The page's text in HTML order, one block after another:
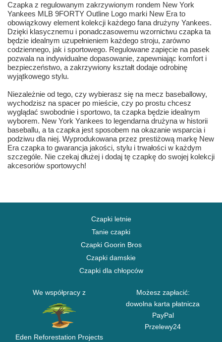
Czapka z regulowanym zakrzywionym rondem New York
Yankees MLB 9FORTY Outline Logo marki New Era to
obowiązkowy element kolekcji każdego fana drużyny Yankees.
Dzięki klasycznemu i ponadczasowemu wzornictwu czapka ta
będzie idealnym uzupełnieniem każdego stroju, zarówno
codziennego, jak i sportowego. Regulowane zapięcie na pasek
pozwala na indywidualne dopasowanie, zapewniając komfort i
bezpieczeństwo, a zakrzywiony kształt dodaje odrobinę
wyjątkowego stylu.
Niezależnie od tego, czy wybierasz się na mecz baseballowy,
wychodzisz na spacer po mieście, czy po prostu chcesz
wyglądać swobodnie i sportowo, ta czapka będzie idealnym
wyborem. New York Yankees to legendarna drużyna w historii
baseballu, a ta czapka jest sposobem na okazanie wsparcia i
podziwu dla niej. Wyprodukowana przez prestiżową markę New
Era czapka to gwarancja jakości, stylu i trwałości w każdym
szczególe. Nie czekaj dłużej i dodaj tę czapkę do swojej kolekcji
akcesoriów sportowych!
Czapki letnie
Tanie czapki
Czapki Goorin Bros
Czapki damskie
Czapki dla chłopców
We współpracy z
Eden Reforestation Projects
Możesz zapłacić:
dowolna karta płatnicza
PayPal
Przelewy24